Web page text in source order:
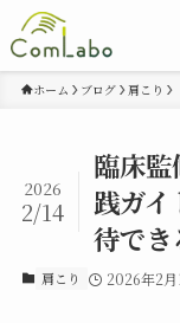
ホーム ブログ 肩こり
臨床
践ガ
待で
2026
2/14
肩こり 2026年2月